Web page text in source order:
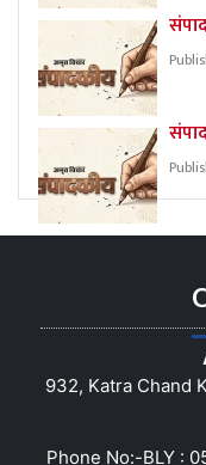
932, Katra Chand
Phone No:-BLY :